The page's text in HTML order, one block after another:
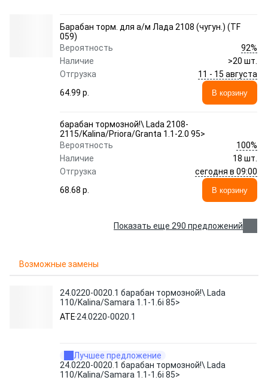
Барабан торм. для а/м Лада 2108 (чугун.) (TF
059)
Вероятность
92%
Наличие
>20 шт.
Отгрузка
11 - 15 августа
64.99 p.
В корзину
барабан тормозной!\ Lada 2108-
2115/Kalina/Priora/Granta 1.1-2.0 95>
Вероятность
100%
Наличие
18 шт.
Отгрузка
сегодня в 09:00
68.68 p.
В корзину
Показать еще 290 предложений
Возможные замены
24.0220-0020.1 барабан тормозной!\ Lada
110/Kalina/Samara 1.1-1.6i 85>
ATE 24.0220-0020.1
Лучшее предложение
24.0220-0020.1 барабан тормозной!\ Lada
110/Kalina/Samara 1.1-1.6i 85>